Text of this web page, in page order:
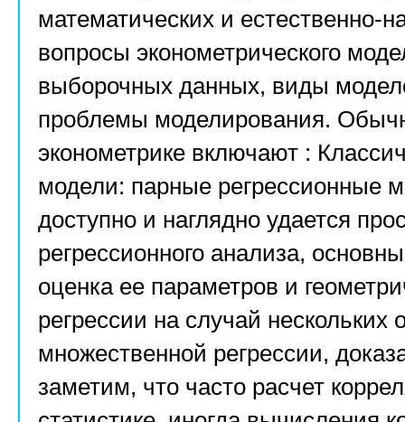
математических и естественно-
вопросы эконометрического
выборочных данных, виды
проблемы моделирования.
эконометрике включают :
модели: парные регрессионные
доступно и наглядно удается
регрессионного анализа,
оценка ее параметров и
регрессии на случай
множественной регрессии,
заметим, что часто расчет